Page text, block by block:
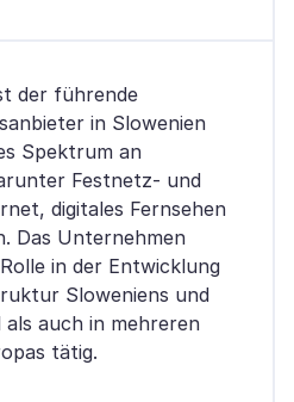
der führende
in Slowenien
Spektrum an
Festnetz- und
digitales Fernsehen
Das Unternehmen
in der Entwicklung
Sloweniens und
auch in mehreren
tätig.